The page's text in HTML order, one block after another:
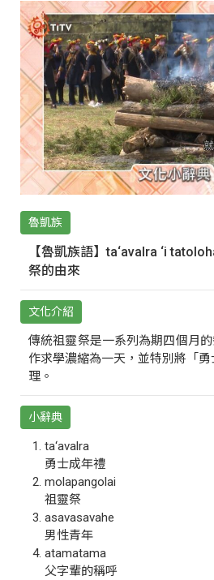
魯凱族
【魯凱族語】ta‘avalra ‘i
祭的由來
文化介紹
傳統祖靈祭是一系列為期四個月
作求學濃縮為一天，並特別將「勇
理。
小辭典
ta‘avalra
勇士成年禮
molapangolai
祖靈祭
asavasavahe
男性青年
atamatama
父字輩的稱呼